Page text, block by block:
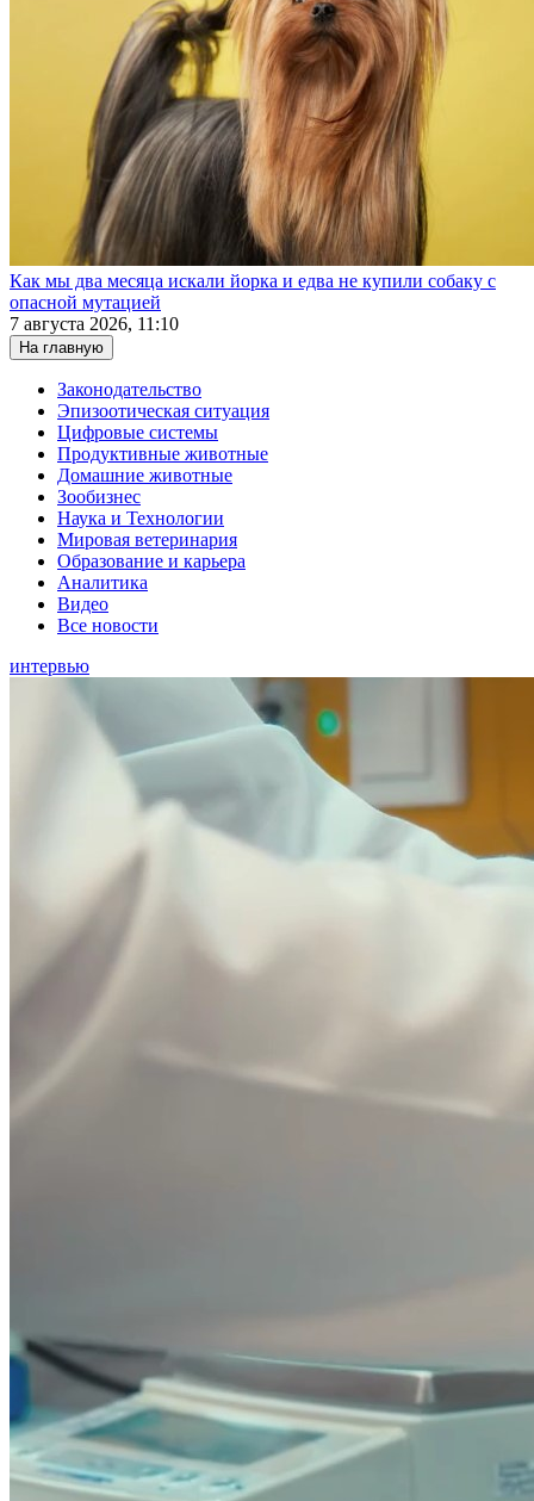
Как мы два месяца искали йорка и едва не купили собаку с
опасной мутацией
7 августа 2026, 11:10
На главную
Законодательство
Эпизоотическая ситуация
Цифровые системы
Продуктивные животные
Домашние животные
Зообизнес
Наука и Технологии
Мировая ветеринария
Образование и карьера
Аналитика
Видео
Все новости
интервью